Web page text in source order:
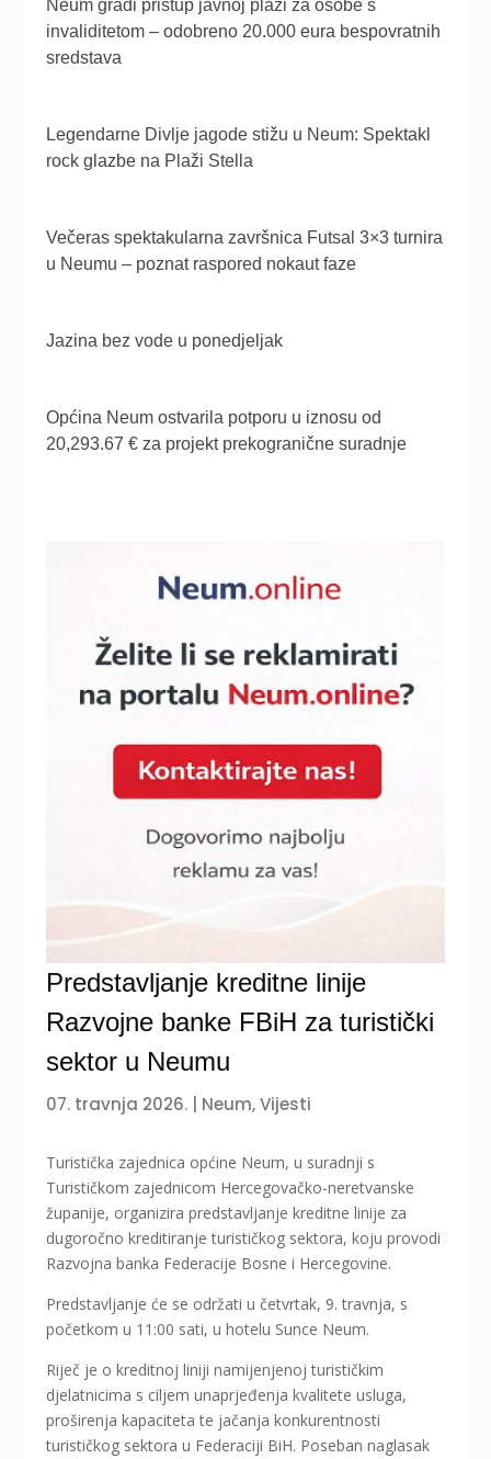
Predstavljanje kreditne linije
Razvojne banke FBiH za turistički
sektor u Neumu
07. travnja 2026. Neum,Vijesti
Turistička zajednica općine Neum, u suradnji s
Turističkom zajednicom Hercegovačko-neretvanske
županije, organizira predstavljanje kreditne linije za
dugoročno kreditiranje turističkog sektora, koju provodi
Razvojna banka Federacije Bosne i Hercegovine.
Predstavljanje će se održati u četvrtak, 9. travnja, s
početkom u 11:00 sati, u hotelu Sunce Neum.
Riječ je o kreditnoj liniji namijenjenoj turističkim
djelatnicima s ciljem unaprjeđenja kvalitete usluga,
proširenja kapaciteta te jačanja konkurentnosti
turističkog sektora u Federaciji BiH. Poseban naglasak
Neum gradi pristup javnoj plaži za osobe s
invaliditetom – odobreno 20.000 eura bespovratnih
sredstava
Legendarne Divlje jagode stižu u Neum: Spektakl
rock glazbe na Plaži Stella
Večeras spektakularna završnica Futsal 3×3 turnira
u Neumu – poznat raspored nokaut faze
Jazina bez vode u ponedjeljak
Općina Neum ostvarila potporu u iznosu od
20,293.67 € za projekt prekogranične suradnje